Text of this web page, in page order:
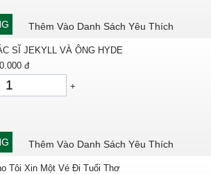
Thêm Vào Danh Sách Yêu Thích
SĨ JEKYLL VÀ ÔNG HYDE
đ
+
Thêm Vào Danh Sách Yêu Thích
Tôi Xin Một Vé Đi Tuổi Thơ